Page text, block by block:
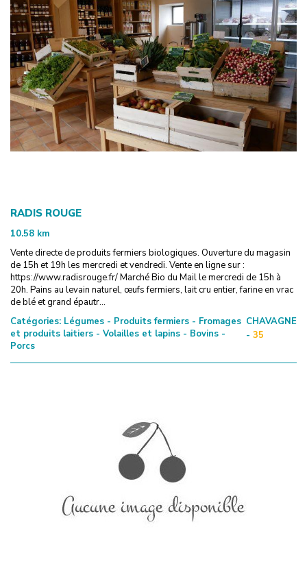
RADIS ROUGE
10.58 km
Vente directe de produits fermiers biologiques. Ouverture du magasin
de 15h et 19h les mercredi et vendredi. Vente en ligne sur :
https://www.radisrouge.fr/ Marché Bio du Mail le mercredi de 15h à
20h. Pains au levain naturel, œufs fermiers, lait cru entier, farine en vrac
de blé et grand épautr...
Catégories: Légumes - Produits fermiers - Fromages
et produits laitiers - Volailles et lapins - Bovins -
Porcs
CHAVAGNE
- 35